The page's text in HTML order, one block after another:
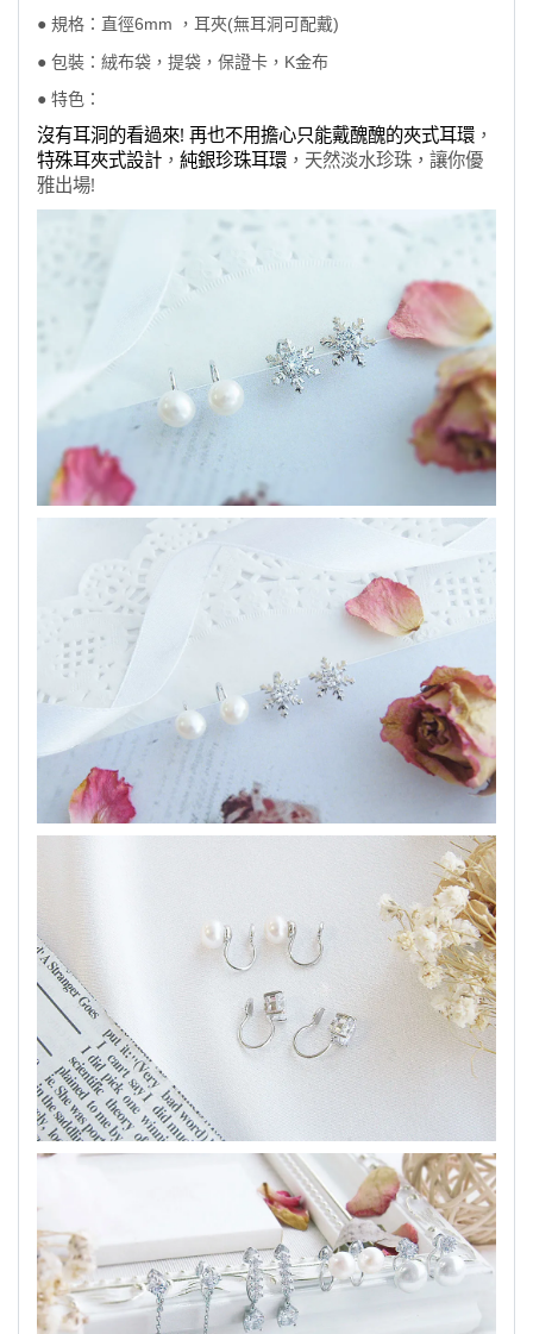
● 規格：直徑6mm
，耳夾(無耳洞可配戴)
● 包裝：絨布袋，提袋，保證卡，K金布
● 特色：
沒有耳洞的看過來! 再也不用擔心只能戴醜醜的夾式耳環 ，
特殊耳夾式設計 ， 純銀珍珠耳環 ，天然淡水珍珠，讓你優
雅出場!